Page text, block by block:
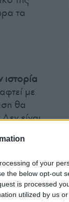
of your
the below opt-out
is processed
utilized by us
τα
ιστορία
με
θα
είναι
Έθνος»
της